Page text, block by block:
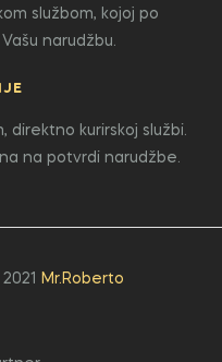
službom, kojoj po
narudžbu.
kurirskoj službi.
na potvrdi narudžbe.
Mr.Roberto